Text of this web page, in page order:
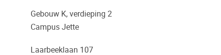
Gebouw K, verdieping 2
Campus Jette
Laarbeeklaan 107